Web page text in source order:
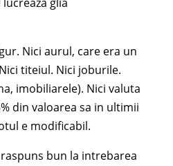
Nici aurul, care era un
titeiul. Nici joburile.
imobiliarele). Nici valuta
din valoarea sa in ultimii
e modificabil.
bun la intrebarea